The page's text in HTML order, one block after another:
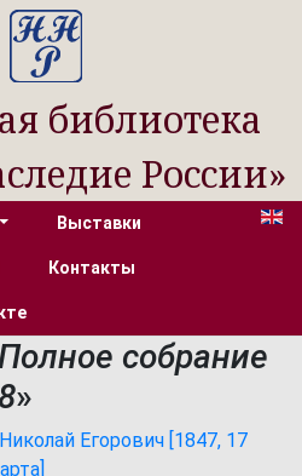
библиотека
России»
Выставки
Контакты
собрание
»
Егорович [1847, 17